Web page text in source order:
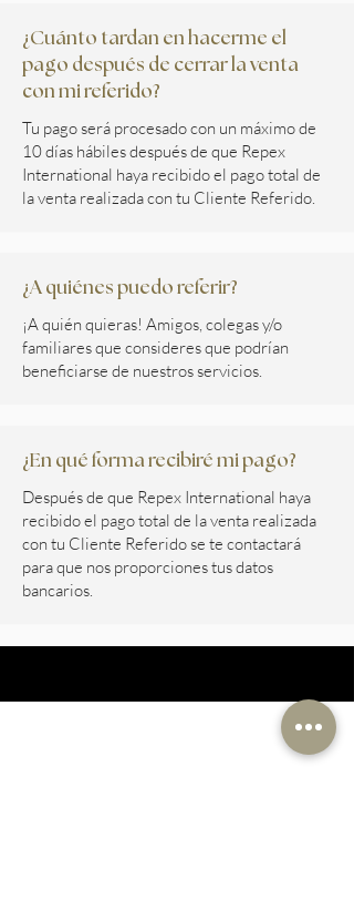
¿Cuánto tardan en hacerme el
pago después de cerrar la venta
con mi referido?
Tu pago será procesado con un máximo de
10 días hábiles después de que Repex
International haya recibido el pago total de
la venta realizada con tu Cliente Referido.
¿A quiénes puedo referir?
¡A quién quieras! Amigos, colegas y/o
familiares que consideres que podrían
beneficiarse de nuestros servicios.
¿En qué forma recibiré mi pago?
Después de que Repex International haya
recibido el pago total de la venta realizada
con tu Cliente Referido se te contactará
para que nos proporciones tus datos
bancarios.